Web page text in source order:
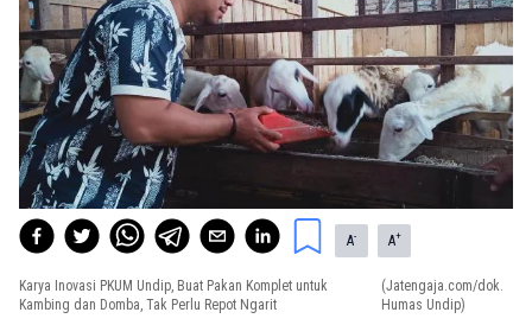
A- A+
Karya Inovasi PKUM Undip, Buat Pakan Komplet untuk
Kambing dan Domba, Tak Perlu Repot Ngarit
(Jatengaja.com/dok.
Humas Undip)